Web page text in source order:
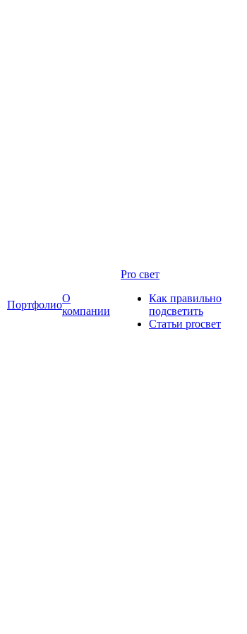
Портфолио
О
компании
Pro свет
Как правильно
подсветить
Статьи proсвет